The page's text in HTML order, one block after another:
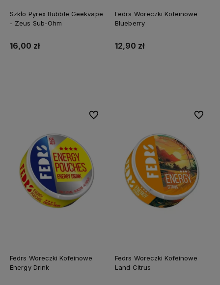
Szkło Pyrex Bubble Geekvape
- Zeus Sub-Ohm
16,00 zł
Fedrs Woreczki Kofeinowe
Blueberry
12,90 zł
Fedrs Woreczki Kofeinowe
Energy Drink
Do ulubionych
Fedrs Woreczki Kofeinowe
Land Citrus
Do